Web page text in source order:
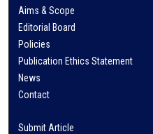
Aims & Scope
Editorial Board
Policies
Publication Ethics Statement
News
Contact
Submit Article